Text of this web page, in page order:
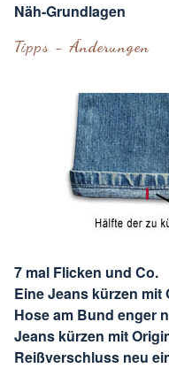
Näh-Grundlagen
Tipps - Änderungen
7 mal Flicken und Co.
Eine Jeans kürzen mit
Hose am Bund enger
Jeans kürzen mit
Reißverschluss neu